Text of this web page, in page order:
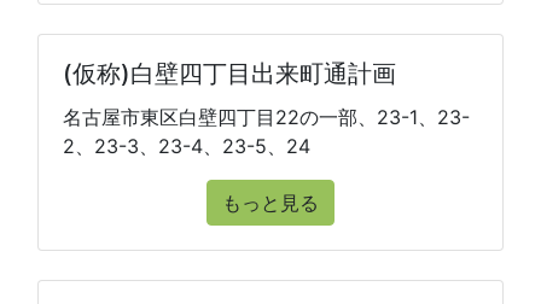
(仮称)白壁四丁目出来町通計画
名古屋市東区白壁四丁目22の一部、23-1、23-
2、23-3、23-4、23-5、24
もっと見る